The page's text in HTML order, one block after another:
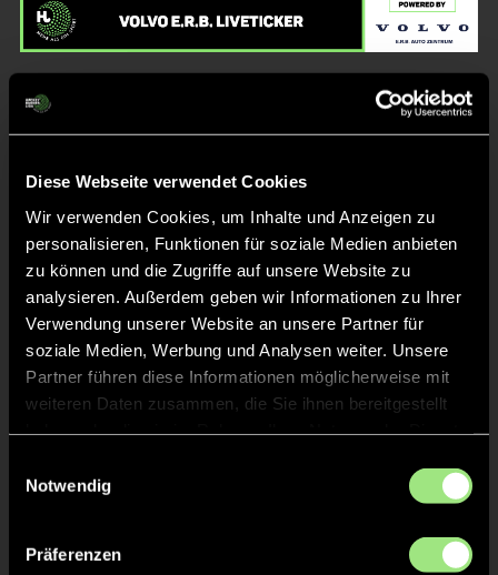
Diese Webseite verwendet Cookies
Wir verwenden Cookies, um Inhalte und Anzeigen zu
personalisieren, Funktionen für soziale Medien anbieten
zu können und die Zugriffe auf unsere Website zu
analysieren. Außerdem geben wir Informationen zu Ihrer
Verwendung unserer Website an unsere Partner für
soziale Medien, Werbung und Analysen weiter. Unsere
Partner führen diese Informationen möglicherweise mit
weiteren Daten zusammen, die Sie ihnen bereitgestellt
Notwendig
Präferenzen
Liveticker
Keine Daten verfügbar.